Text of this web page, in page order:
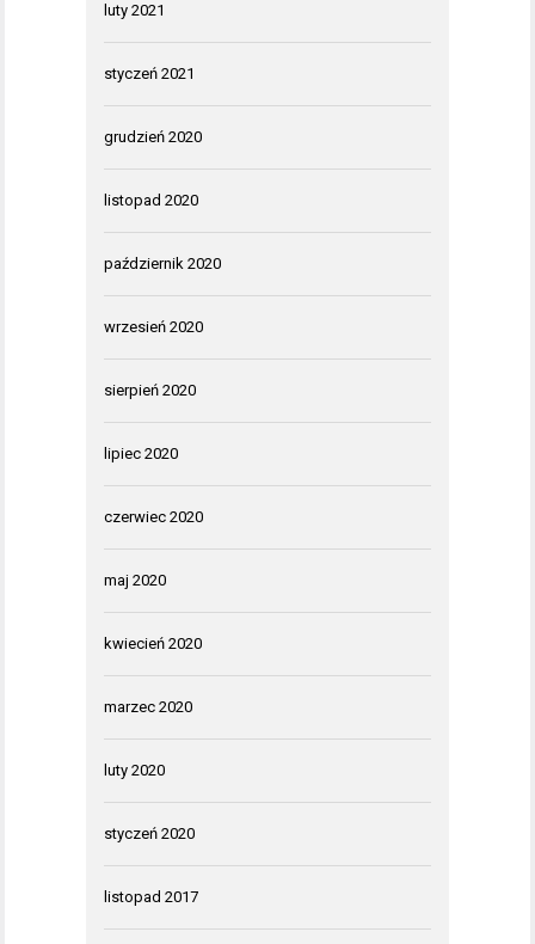
luty 2021
styczeń 2021
grudzień 2020
listopad 2020
październik 2020
wrzesień 2020
sierpień 2020
lipiec 2020
czerwiec 2020
maj 2020
kwiecień 2020
marzec 2020
luty 2020
styczeń 2020
listopad 2017